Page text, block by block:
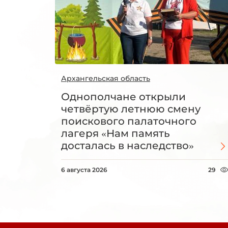
Архангельская область
Однополчане открыли
четвёртую летнюю смену
поискового палаточного
лагеря «Нам память
досталась в наследство»
6 августа 2026 29